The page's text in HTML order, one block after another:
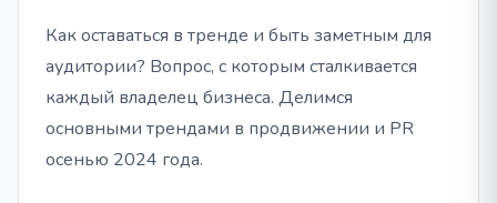
Как оставаться в тренде и быть заметным для
аудитории? Вопрос, с которым сталкивается
каждый владелец бизнеса. Делимся
основными трендами в продвижении и PR
осенью 2024 года.